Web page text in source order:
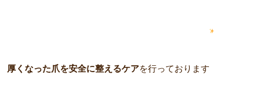
厚くなった爪を安全に整えるケアを行っております